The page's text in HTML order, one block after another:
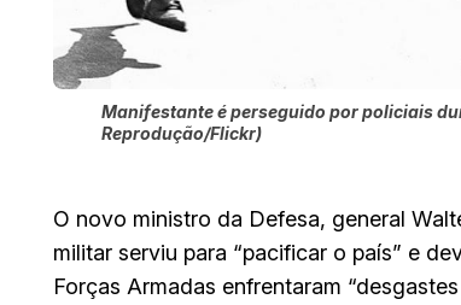
Manifestante é perseguido por policiais
Reprodução/Flickr)
O novo ministro da Defesa, general
militar serviu para “pacificar o país” e
Forças Armadas enfrentaram